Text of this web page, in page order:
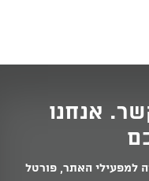
אנחנו
למפעילי האתר, פורטל